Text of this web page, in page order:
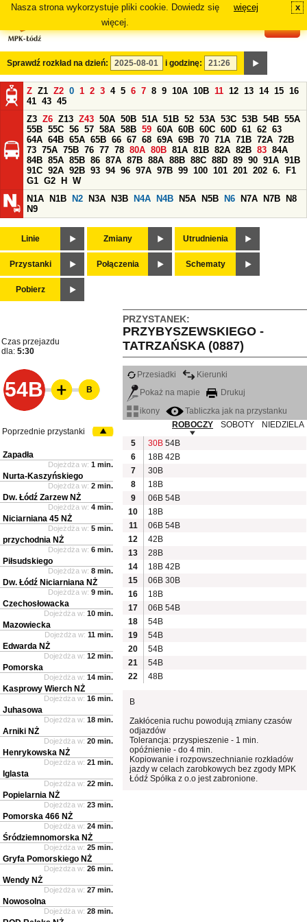
Nasza strona wykorzystuje pliki cookie. Dowiedz się
więcej.
więcej x
Sprawdź rozkład na dzień: i godzinę:
Z Z1 Z2 0 1 2 3 4 5 6 7 8 9 10A 10B 11 12 13 14 15 16
41 43 45
Z3 Z6 Z13 Z43 50A 50B 51A 51B 52 53A 53C 53B 54B 55A
55B 55C 56 57 58A 58B 59 60A 60B 60C 60D 61 62 63
64A 64B 65A 65B 66 67 68 69A 69B 70 71A 71B 72A 72B
73 75A 75B 76 77 78 80A 80B 81A 81B 82A 82B 83 84A
84B 85A 85B 86 87A 87B 88A 88B 88C 88D 89 90 91A 91B
91C 92A 92B 93 94 96 97A 97B 99 100 101 201 202 6.
F1
G1 G2 H
W
N1A
N1B N2 N3A N3B N4A N4B N5A N5B N6 N7A N7B
N8
N9
Linie Zmiany Utrudnienia
Przystanki Połączenia Schematy
Pobierz
PRZYSTANEK:
PRZYBYSZEWSKIEGO -
TATRZAŃSKA (0887)
Czas przejazdu
dla: 5:30
54B
Przesiadki
Kierunki
Pokaż na mapie
Drukuj
ikony
Tabliczka jak na przystanku
ROBOCZY
SOBOTY
NIEDZIELA
5
30B 54B
6
18B 42B
7
30B
8
18B
9
06B 54B
10
18B
11
06B 54B
12
42B
13
28B
14
18B 42B
15
06B 30B
16
18B
17
06B 54B
18
54B
19
54B
20
54B
21
54B
22
48B
B
Zakłócenia ruchu powodują zmiany czasów
odjazdów
Tolerancja: przyspieszenie - 1 min.
opóźnienie - do 4 min.
Kopiowanie i rozpowszechnianie rozkładów
jazdy w celach zarobkowych bez zgody MPK
Łódź Spółka z o.o jest zabronione.
B
Poprzednie przystanki
Zapadła
Dojeżdża w: 1 min.
Nurta-Kaszyńskiego
Dojeżdża w: 2 min.
Dw. Łódź Zarzew NŻ
Dojeżdża w: 4 min.
Niciarniana 45 NŻ
Dojeżdża w: 5 min.
przychodnia NŻ
Dojeżdża w: 6 min.
Piłsudskiego
Dojeżdża w: 8 min.
Dw. Łódź Niciarniana NŻ
Dojeżdża w: 9 min.
Czechosłowacka
Dojeżdża w: 10 min.
Mazowiecka
Dojeżdża w: 11 min.
Edwarda NŻ
Dojeżdża w: 12 min.
Pomorska
Dojeżdża w: 14 min.
Kasprowy Wierch NŻ
Dojeżdża w: 16 min.
Juhasowa
Dojeżdża w: 18 min.
Arniki NŻ
Dojeżdża w: 20 min.
Henrykowska NŻ
Dojeżdża w: 21 min.
Iglasta
Dojeżdża w: 22 min.
Popielarnia NŻ
Dojeżdża w: 23 min.
Pomorska 466 NŻ
Dojeżdża w: 24 min.
Śródziemnomorska NŻ
Dojeżdża w: 25 min.
Gryfa Pomorskiego NŻ
Dojeżdża w: 26 min.
Wendy NŻ
Dojeżdża w: 27 min.
Nowosolna
Dojeżdża w: 28 min.